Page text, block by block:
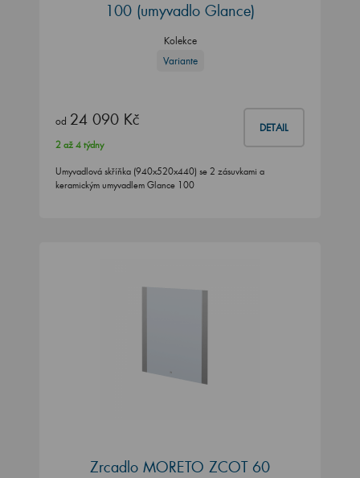
100 (umyvadlo Glance)
Kolekce
Variante
od 24 090 Kč DETAIL
2 až 4 týdny
Umyvadlová skříňka (940x520x440) se 2 zásuvkami a
keramickým umyvadlem Glance 100
Zrcadlo MORETO ZCOT 60